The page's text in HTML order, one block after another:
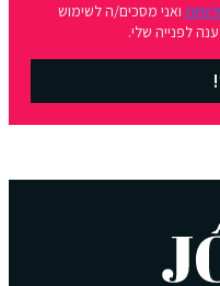
ואני מסכים/ה לשימוש
שלי.